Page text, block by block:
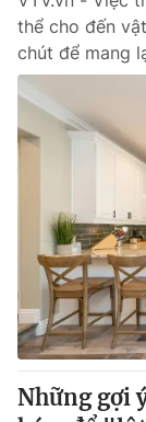
Xã hội
Pháp luật
Y tế
Thế giới
Tin tức
Thế giới đó đây
Câu chuyện
Kinh tế
Tài chính
Thị trường
Góc doanh
Dữ liệu và
Truyền hình
thể cho đến
chút để mang
Những gợi